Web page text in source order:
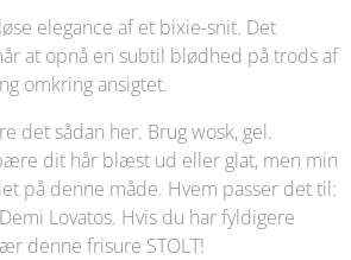
elegance af et bixie-snit. Det
at opnå en subtil blødhed på trods af
omkring ansigtet.
det sådan her. Brug wosk, gel.
dit hår blæst ud eller glat, men min
på denne måde. Hvem passer det til:
Lovatos. Hvis du har fyldigere
denne frisure STOLT!